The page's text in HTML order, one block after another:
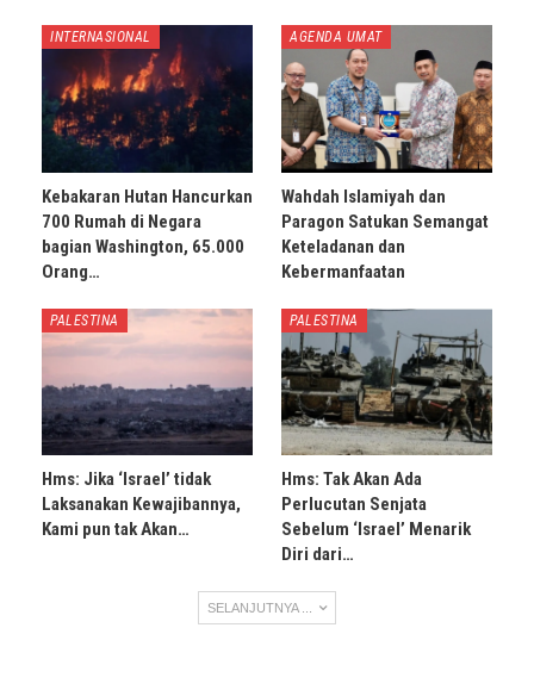
INTERNASIONAL
Kebakaran Hutan Hancurkan
700 Rumah di Negara
bagian Washington, 65.000
Orang…
AGENDA UMAT
Wahdah Islamiyah dan
Paragon Satukan Semangat
Keteladanan dan
Kebermanfaatan
PALESTINA
Hms: Jika ‘Israel’ tidak
Laksanakan Kewajibannya,
Kami pun tak Akan…
PALESTINA
Hms: Tak Akan Ada
Perlucutan Senjata
Sebelum ‘Israel’ Menarik
Diri dari…
SELANJUTNYA ...